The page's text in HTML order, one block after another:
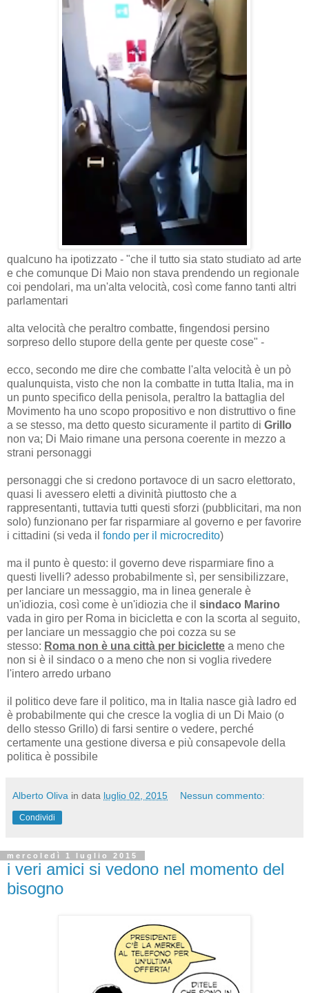
qualcuno ha ipotizzato - "che il tutto sia stato studiato ad arte
e che comunque Di Maio non stava prendendo un regionale
coi pendolari, ma un'alta velocità, così come fanno tanti altri
parlamentari
alta velocità che peraltro combatte, fingendosi persino
sorpreso dello stupore della gente per queste cose" -
ecco, secondo me dire che combatte l'alta velocità è un pò
qualunquista, visto che non la combatte in tutta Italia, ma in
un punto specifico della penisola, peraltro la battaglia del
Movimento ha uno scopo propositivo e non distruttivo o fine
a se stesso, ma detto questo sicuramente il partito di Grillo
non va; Di Maio rimane una persona coerente in mezzo a
strani personaggi
personaggi che si credono portavoce di un sacro elettorato,
quasi li avessero eletti a divinità piuttosto che a
rappresentanti, tuttavia tutti questi sforzi (pubblicitari, ma non
solo) funzionano per far risparmiare al governo e per favorire
i cittadini (si veda il fondo per il microcredito)
ma il punto è questo: il governo deve risparmiare fino a
questi livelli? adesso probabilmente sì, per sensibilizzare,
per lanciare un messaggio, ma in linea generale è
un'idiozia, così come è un'idiozia che il sindaco Marino
vada in giro per Roma in bicicletta e con la scorta al seguito,
per lanciare un messaggio che poi cozza su se
stesso: Roma non è una città per biciclette a meno che
non si è il sindaco o a meno che non si voglia rivedere
l'intero arredo urbano
il politico deve fare il politico, ma in Italia nasce già ladro ed
è probabilmente qui che cresce la voglia di un Di Maio (o
dello stesso Grillo) di farsi sentire o vedere, perché
certamente una gestione diversa e più consapevole della
politica è possibile
Alberto Oliva in data luglio 02, 2015 Nessun commento:
Condividi
mercoledì 1 luglio 2015
i veri amici si vedono nel momento del
bisogno